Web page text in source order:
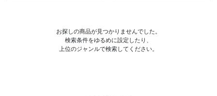
お探しの商品が見つかりませんでした。
検索条件をゆるめに設定したり、
上位のジャンルで検索してください。